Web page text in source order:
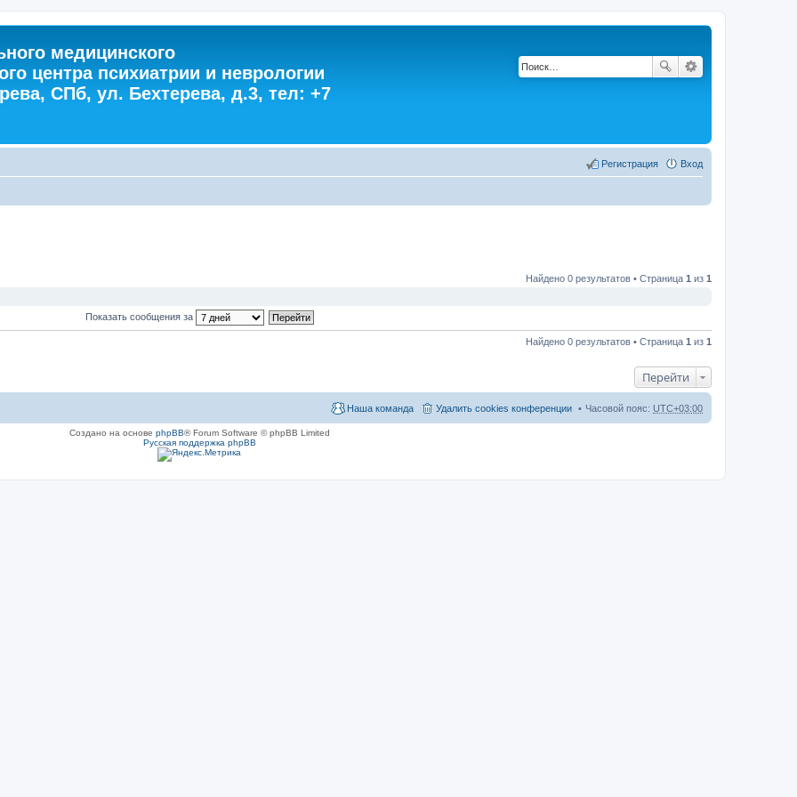
медицинского
центра психиатрии и неврологии
СПб, ул. Бехтерева, д.3, тел: +7
Вход
Регистрация
Найдено 0 результатов • Страница 1 из 1
Показать сообщения за
Найдено 0 результатов • Страница 1 из 1
Перейти
Часовой пояс: UTC+03:00
Удалить cookies конференции
Наша команда
Создано на основе phpBB® Forum Software © phpBB Limited
Русская поддержка phpBB